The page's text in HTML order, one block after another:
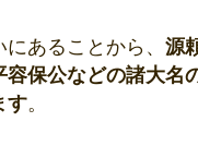
あることから、 源
容保公などの諸大名
す。